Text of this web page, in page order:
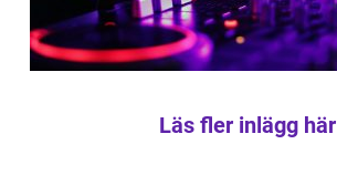
Läs fler inlägg här